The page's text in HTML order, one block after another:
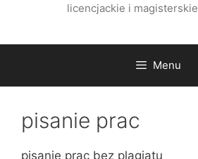
licencjackie i magisterskie
Menu
pisanie prac
pisanie prac bez plagiatu